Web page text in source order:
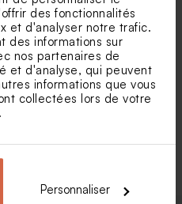
des fonctionnalités
et d'analyser notre trafic.
des informations sur
nos partenaires de
et d'analyse, qui peuvent
informations que vous
collectées lors de votre
Personnaliser
part naissance liberty
vintage et cadre photo